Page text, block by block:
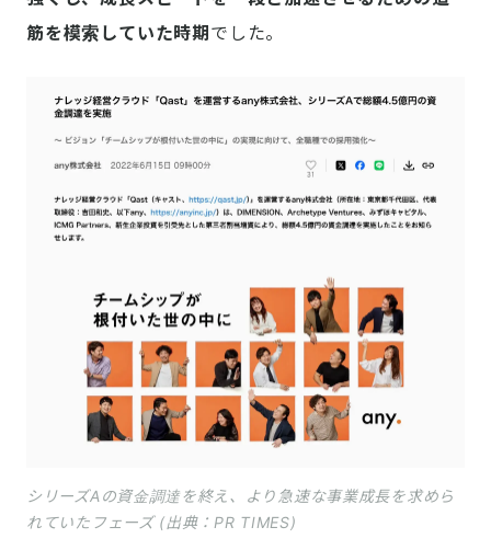
筋を模索していた時期でした。
シリーズAの資金調達を終え、より急速な事業成長を求めら
れていたフェーズ (出典：PR TIMES)